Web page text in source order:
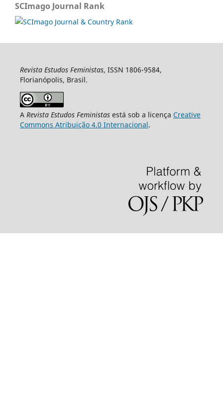
SCImago Journal Rank
Revista Estudos Feministas, ISSN 1806-9584,
Florianópolis, Brasil.
A Revista Estudos Feministasestá sob a licença Creative
Commons Atribuição 4.0 Internacional.